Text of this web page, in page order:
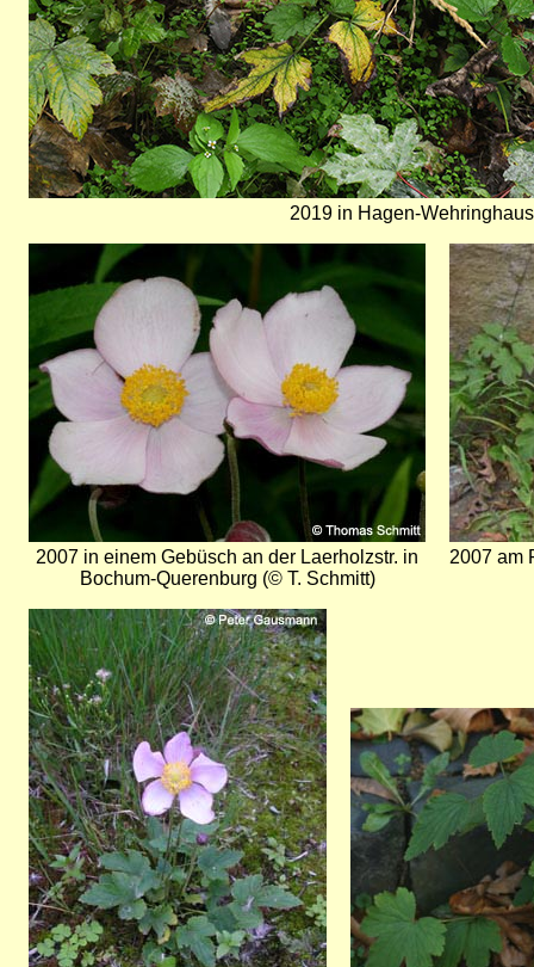
2019 in Hagen-
2007 in einem Gebüsch an der Laerholzstr. in
Bochum-Querenburg (© T. Schmitt)
Bild
2007 am
Bild
Bild